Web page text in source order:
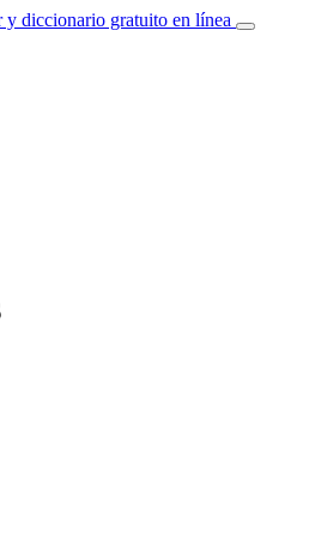
y diccionario gratuito en línea